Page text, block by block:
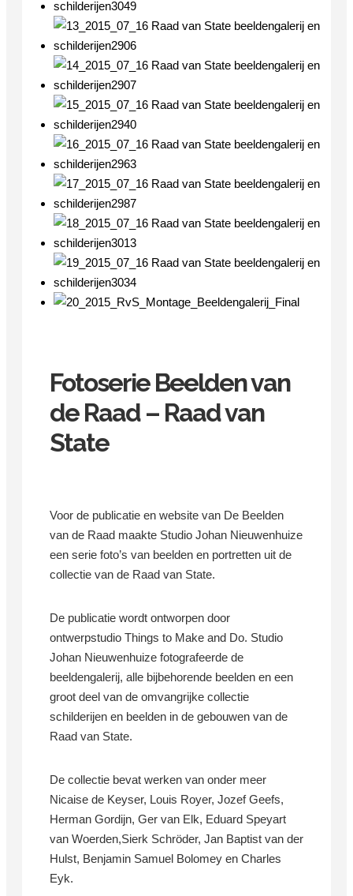
Fotoserie Beelden van
de Raad – Raad van
State
Voor de publicatie en website van De Beelden
van de Raad maakte Studio Johan Nieuwenhuize
een serie foto’s van beelden en portretten uit de
collectie van de Raad van State.
De publicatie wordt ontworpen door
ontwerpstudio Things to Make and Do. Studio
Johan Nieuwenhuize fotografeerde de
beeldengalerij, alle bijbehorende beelden en een
groot deel van de omvangrijke collectie
schilderijen en beelden in de gebouwen van de
Raad van State.
De collectie bevat werken van onder meer
Nicaise de Keyser, Louis Royer, Jozef Geefs,
Herman Gordijn, Ger van Elk, Eduard Speyart
van Woerden,Sierk Schröder, Jan Baptist van der
Hulst, Benjamin Samuel Bolomey en Charles
Eyk.